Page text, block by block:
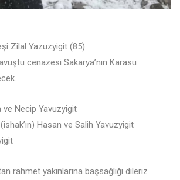
Zilal Yazuzyigit (85)
cenazesi Sakarya’nın Karasu
ve Necip Yavuzyigit
Hasan ve Salih Yavuzyigit
rahmet yakınlarına başsağlığı dileriz